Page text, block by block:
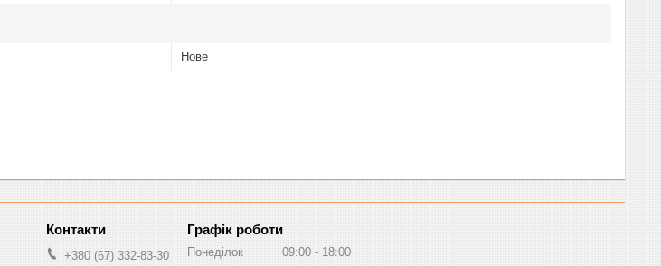
Нове
+380 (67) 332-83-30
Графік роботи
Понеділок 09:00 18:00